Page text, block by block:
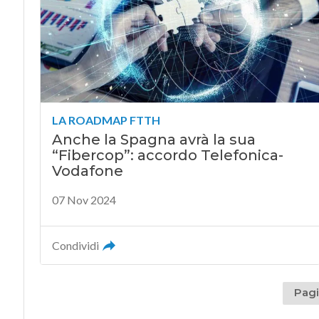
LA ROADMAP FTTH
Anche la Spagna avrà la sua
“Fibercop”: accordo Telefonica-
Vodafone
07 Nov 2024
Condividi